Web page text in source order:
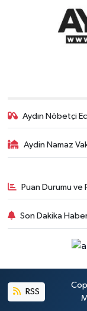
Aydın Nöbetçi
Aydin Namaz
Puan Durumu ve
Son Dakika
RSS